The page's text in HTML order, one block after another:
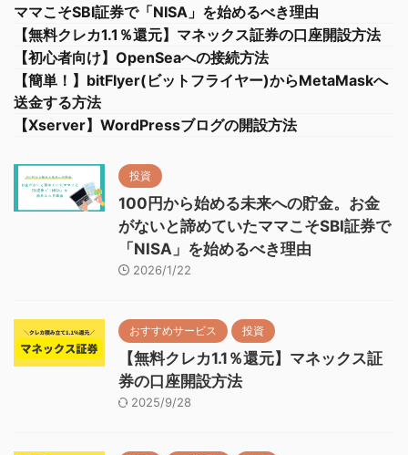
ママこそSBI証券で「NISA」を始めるべき理由
【無料クレカ1.1％還元】マネックス証券の口座開設方法
【初心者向け】OpenSeaへの接続方法
【簡単！】bitFlyer(ビットフライヤー)からMetaMaskへ
送金する方法
【Xserver】WordPressブログの開設方法
投資
100円から始める未来への貯金。お金
がないと諦めていたママこそSBI証券で
「NISA」を始めるべき理由
2026/1/22
おすすめサービス 投資
【無料クレカ1.1％還元】マネックス証
券の口座開設方法
2025/9/28